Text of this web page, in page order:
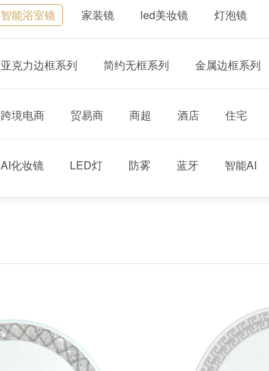
智能浴室镜 家装镜 led美妆镜 灯泡镜
亚克力边框系列 简约无框系列 金属边框系列
跨境电商 贸易商 商超 酒店 住宅
AI化妆镜 LED灯 防雾 蓝牙 智能AI